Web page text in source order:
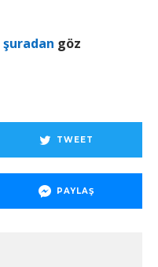
şuradan göz
TWEET
PAYLAŞ